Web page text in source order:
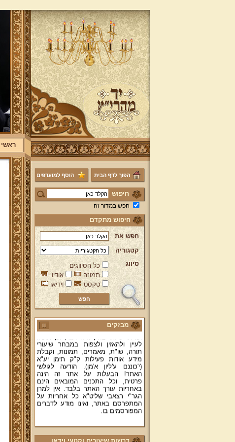
ראשי
הפוך לדף הבית הוסף למועדפים
חיפוש
חפש במדור זה
חיפוש מתקדם
חפש את
קטגוריה
סיווג
כל הסיווגים
תמונה
אודיו
טקסט
וידיאו
מבזקים
ברוכים הבאים לאתר מהרי"ץ
יד מהרי"ץ - פורטל תורני למורשת יהדות
תימן, האתר הרשמי להנצחת מורשתו
של גאון רבני תימן ותפארתם מהרי"ץ
זצוק"ל. באתר תמצאו גם תכנים תורניים
והלכתיים רבים של מרן הגאון הרב יצחק
רצאבי שליט"א - פוסק עדת תימן,
מחבר ספרי שלחן ערוך המקוצר ח"ח
ושו"ת עולת יצחק ג"ח ועוד, וכן תוכלו
לעיין ולהאזין ולצפות במבחר שיעורי
תורה, שו"ת, מאמרים, תמונות, וקבלת
מידע אודות פעילות ק"ק תימן יע"א
(י'כוננם ע'ליון א'מן). הודעה לגולשי
האתר! הבעלות על אתר זה הינה
פרטית, וכל התכנים המובאים הינם
באחריות עורך האתר בלבד. אין למרן
הגר"י רצאבי שליט"א כל אחריות על
המתפרסם באתר, ואינו מודע לדברים
המפורסמים בו.
פניה נרגשת אל אחינו בני עדת תימן